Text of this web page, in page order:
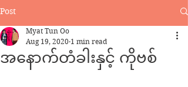
Post
အနောက်တံခါးနှင့် ကိုဗစ်
Myat Tun Oo
Aug 19, 2020 1 min read